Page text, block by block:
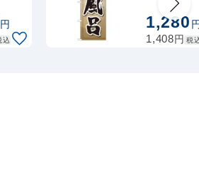
税抜
税込 カゴへ
円
込
1,280
1,408円 税